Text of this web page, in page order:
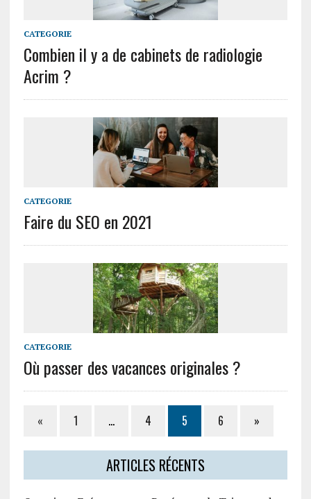
CATEGORIE
Combien il y a de cabinets de radiologie
Acrim ?
CATEGORIE
Faire du SEO en 2021
CATEGORIE
Où passer des vacances originales ?
« 1 … 4 5 6 »
ARTICLES RÉCENTS